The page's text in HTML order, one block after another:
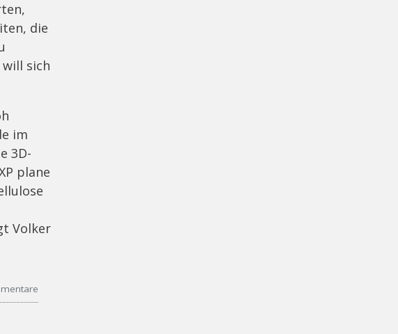
die
sich
im
3D-
plane
Volker